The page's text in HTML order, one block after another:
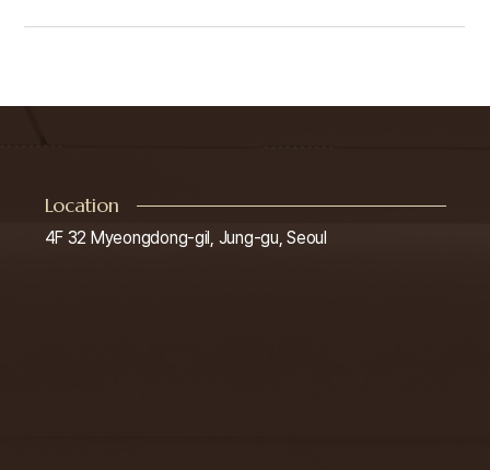
Location
4F 32 Myeongdong-gil, Jung-gu, Seoul